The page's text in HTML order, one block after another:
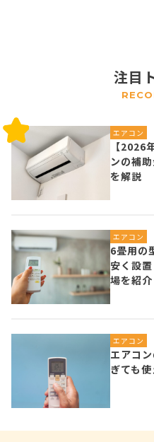
注目
エアコン
【2026
ンの補
を解説
エアコン
6畳用の
安く設
場を紹介
エアコン
エアコ
ぎても